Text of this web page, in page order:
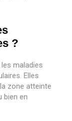
?
maladies
Elles
zone atteinte
bien en